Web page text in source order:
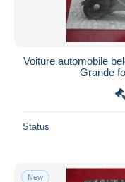
Voiture automobile
Grande
Status
New